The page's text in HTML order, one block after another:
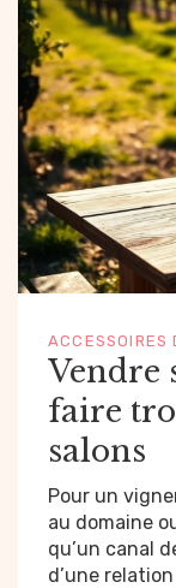
ACCESSOIRES
Vendre
faire
salons
Pour un
au domaine
qu’un canal
d’une